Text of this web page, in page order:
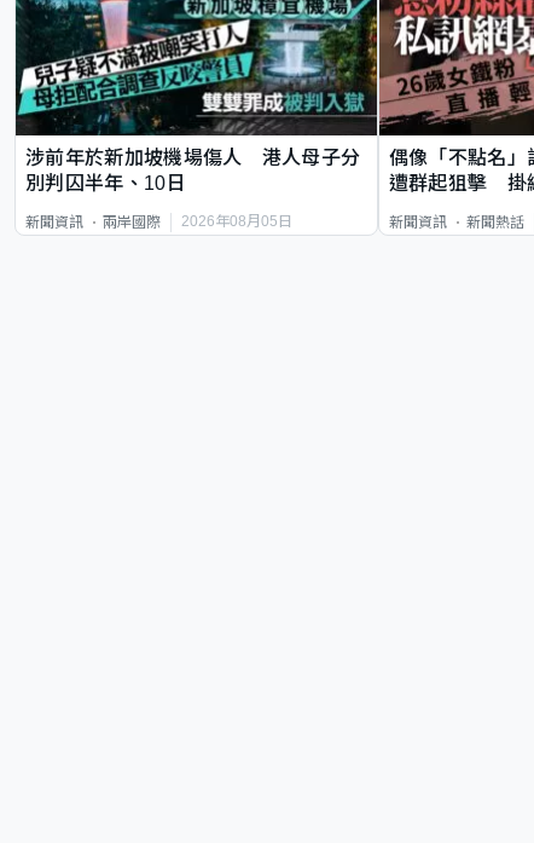
涉前年於新加坡機場傷人 港人母子分
別判囚半年、10日
新聞資訊 兩岸國際 2026年08月05日
偶像「不點名
遭群起狙擊 掛
新聞資訊 新聞熱話